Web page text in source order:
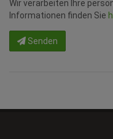
Wir verarbeiten Ihre
Informationen finden Sie
Senden